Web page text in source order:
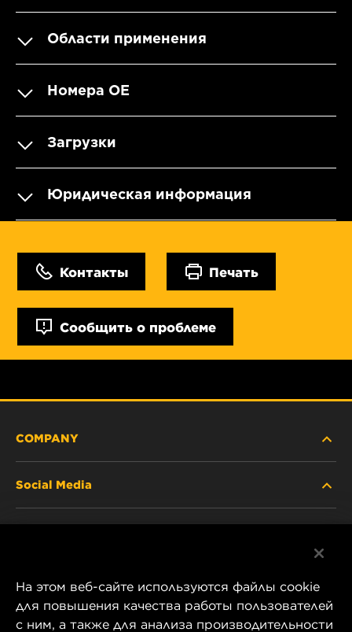
Области применения
Номера OE
Загрузки
Юридическая информация
Контакты Печать
Сообщить о проблеме
COMPANY
CAREER
Social Media
Instagram
На этом веб-сайте используются файлы cookie
для повышения качества работы пользователей
с ним, а также для анализа производительности